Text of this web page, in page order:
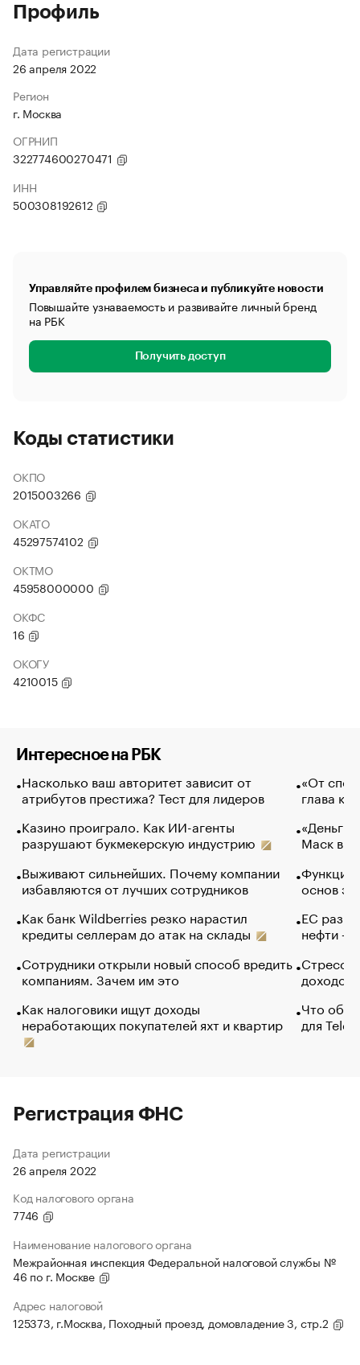
Профиль
Дата регистрации
26 апреля 2022
Регион
г. Москва
ОГРНИП
322774600270471
ИНН
500308192612
Управляйте профилем бизнеса и публикуйте новости
Повышайте узнаваемость и развивайте личный бренд
на РБК
Получить доступ
Коды статистики
ОКПО
2015003266
ОКАТО
45297574102
ОКТМО
45958000000
ОКФС
16
ОКОГУ
4210015
Интересное на РБК
Насколько ваш авторитет зависит от
атрибутов престижа? Тест для лидеров
Казино проиграло. Как ИИ-агенты
разрушают букмекерскую индустрию
Выживают сильнейших. Почему компании
избавляются от лучших сотрудников
Как банк Wildberries резко нарастил
кредиты селлерам до атак на склады
Сотрудники открыли новый способ вредить
компаниям. Зачем им это
Как налоговики ищут доходы
неработающих покупателей яхт и квартир
«От
глава
«Деньги
Маск в
Функции
основ
ЕС
нефти —
Стресс
доходов
Что
для
Регистрация ФНС
Дата регистрации
26 апреля 2022
Код налогового органа
7746
Наименование налогового органа
Межрайонная инспекция Федеральной налоговой службы №
46 по г. Москве
Адрес налоговой
125373, г.Москва, Походный проезд, домовладение 3, стр.2